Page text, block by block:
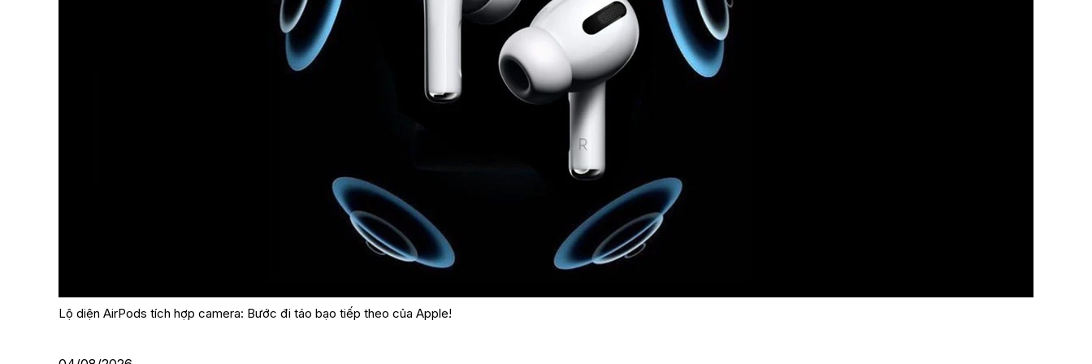
Lộ diện AirPods tích hợp camera: Bước đi táo bạo tiếp theo của Apple!